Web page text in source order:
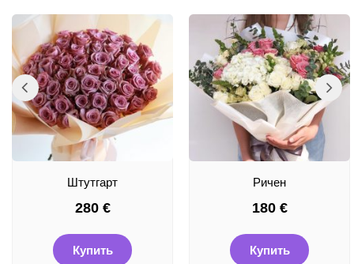
Штутгарт
280 €
Купить
Ричен
180 €
Купить